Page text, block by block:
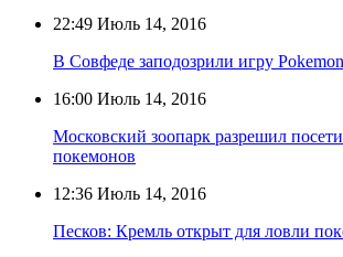
22:49 Июль 14, 2016
В Совфеде заподозрили игру
16:00 Июль 14, 2016
Московский зоопарк разрешил
покемонов
12:36 Июль 14, 2016
Песков: Кремль открыт для ловли